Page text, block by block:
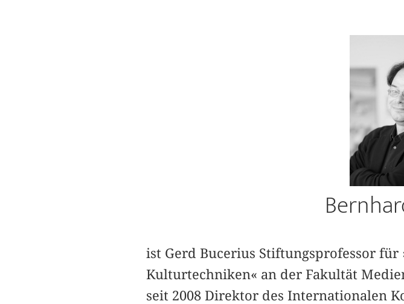
ist Gerd Bucerius Stiftungsprofessor für
Kulturtechniken« an der Fakultät
seit 2008 Direktor des Internationalen